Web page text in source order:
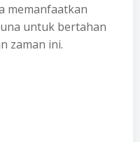
memanfaatkan
untuk bertahan
zaman ini.